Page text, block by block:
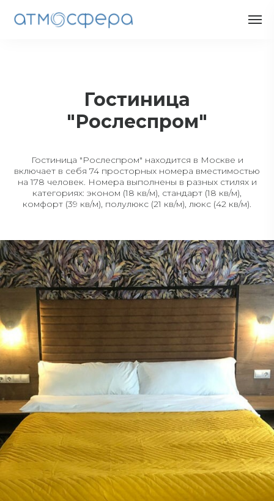
Гостиница
"Рослеспром"
Гостиница "Рослеспром" находится в Москве и
включает в себя 74 просторных номера вместимостью
на 178 человек. Номера выполнены в разных стилях и
категориях: эконом (18 кв/м), стандарт (18 кв/м),
комфорт (39 кв/м), полулюкс (21 кв/м), люкс (42 кв/м).